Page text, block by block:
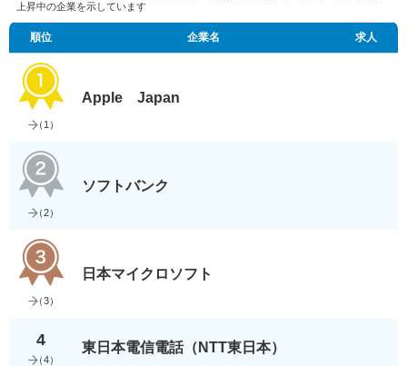
上昇中の企業を示しています
順位 企業名 求人
（ 1 ）
Apple Japan
（2）
ソフトバンク
（3）
日本マイクロソフト
4
（4）
東日本電信電話（NTT東日本）